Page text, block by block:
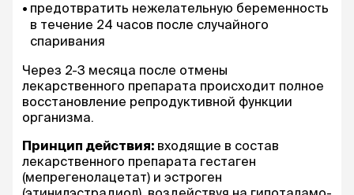
предотвратить нежелательную беременность
в течение 24 часов после случайного
спаривания
Через 2-3 месяца после отмены
лекарственного препарата происходит полное
восстановление репродуктивной функции
организма.
Принцип действия: входящие в состав
лекарственного препарата гестаген
(мепрегенолацетат) и эстроген